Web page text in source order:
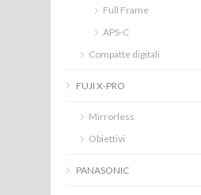
Full Frame
APS-C
Compatte digitali
FUJI X-PRO
Mirrorless
Obiettivi
PANASONIC